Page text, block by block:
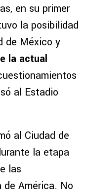
en su primer
la posibilidad
de México y
la actual
al Estadio
al Ciudad de
la etapa
las
América. No